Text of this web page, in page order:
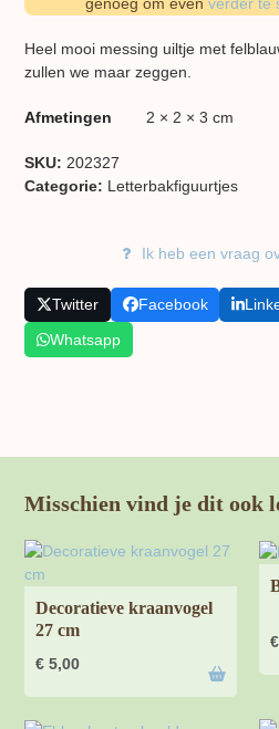
Heel mooi messing uiltje met
zullen we maar zeggen.
Afmetingen 2 × 2 × 3 cm
SKU: 202327
Categorie: Letterbakfiguurtjes
Ik heb een vraag
Twitter Facebook
Whatsapp
Misschien vind je dit ook
Decoratieve kraanvogel
27 cm
€ 5,00
€